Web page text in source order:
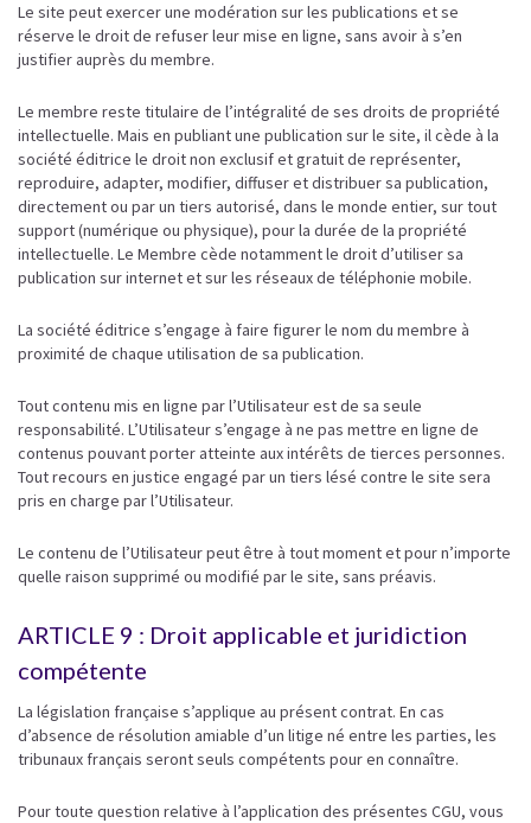
Le site peut exercer une modération sur les publications et se
réserve le droit de refuser leur mise en ligne, sans avoir à s’en
justifier auprès du membre.
Le membre reste titulaire de l’intégralité de ses droits de propriété
intellectuelle. Mais en publiant une publication sur le site, il cède à la
société éditrice le droit non exclusif et gratuit de représenter,
reproduire, adapter, modifier, diffuser et distribuer sa publication,
directement ou par un tiers autorisé, dans le monde entier, sur tout
support (numérique ou physique), pour la durée de la propriété
intellectuelle. Le Membre cède notamment le droit d’utiliser sa
publication sur internet et sur les réseaux de téléphonie mobile.
La société éditrice s’engage à faire figurer le nom du membre à
proximité de chaque utilisation de sa publication.
Tout contenu mis en ligne par l’Utilisateur est de sa seule
responsabilité. L’Utilisateur s’engage à ne pas mettre en ligne de
contenus pouvant porter atteinte aux intérêts de tierces personnes.
Tout recours en justice engagé par un tiers lésé contre le site sera
pris en charge par l’Utilisateur.
Le contenu de l’Utilisateur peut être à tout moment et pour n’importe
quelle raison supprimé ou modifié par le site, sans préavis.
ARTICLE 9 : Droit applicable et juridiction
compétente
La législation française s’applique au présent contrat. En cas
d’absence de résolution amiable d’un litige né entre les parties, les
tribunaux français seront seuls compétents pour en connaître.
Pour toute question relative à l’application des présentes CGU, vous